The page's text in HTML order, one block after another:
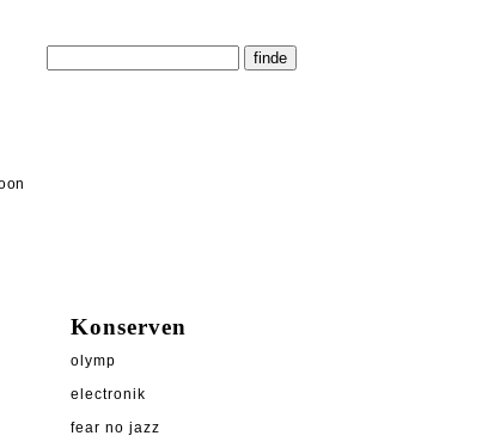
Konserven
olymp
electronik
fear no jazz